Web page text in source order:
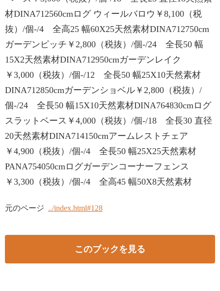
材DINA712560cmログ ウィールバロウ￥8,100（税
抜）/個-/4 全高25 幅60X25天然素材DINA712750cm
ガーデンピッチ￥2,800（税抜）/個-/24 全長50 幅
15X2天然素材DINA712950cmガーデンレイク
￥3,000（税抜）/個-/12 全長50 幅25X10天然素材
DINA712850cmガーデンショベル￥2,800（税抜）/
個-/24 全長50 幅15X10天然素材DINA764830cmログ
スラットベース￥4,000（税抜）/個-/18 全長30 直径
20天然素材DINA714150cmアームレストチェア
￥4,900（税抜）/個-/4 全長50 幅25X25天然素材
PANA754050cmログガーデンコーナーフェンス
￥3,300（税抜）/個-/4 全高45 幅50X8天然素材
元のページ ../index.html#128
このブックを見る